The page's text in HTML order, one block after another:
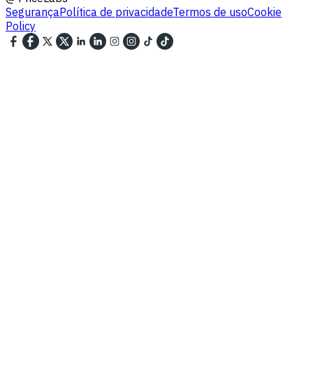
SegurançaPolítica de privacidadeTermos de usoCookie
Policy